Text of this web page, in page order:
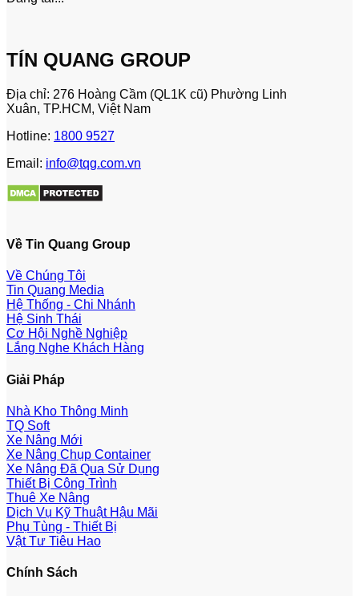
TÍN QUANG GROUP
Địa chỉ: 276 Hoàng Cầm (QL1K cũ) Phường Linh
Xuân, TP.HCM, Việt Nam
Hotline: 1800 9527
Email: info@tqg.com.vn
Về Tin Quang Group
Về Chúng Tôi
Tin Quang Media
Hệ Thống - Chi Nhánh
Hệ Sinh Thái
Cơ Hội Nghề Nghiệp
Lắng Nghe Khách Hàng
Giải Pháp
Nhà Kho Thông Minh
TQ Soft
Xe Nâng Mới
Xe Nâng Chụp Container
Xe Nâng Đã Qua Sử Dụng
Thiết Bị Công Trình
Thuê Xe Nâng
Dịch Vụ Kỹ Thuật Hậu Mãi
Phụ Tùng - Thiết Bị
Vật Tư Tiêu Hao
Chính Sách